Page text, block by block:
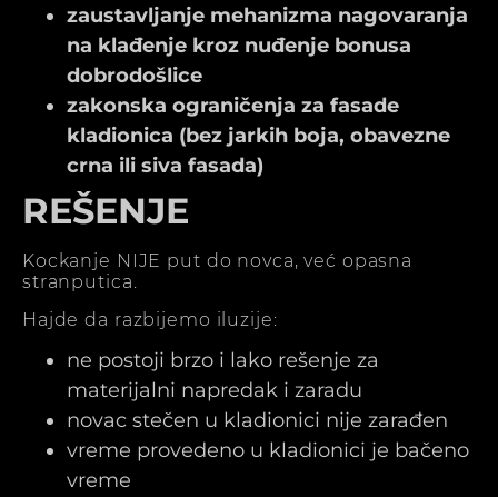
zaustavljanje mehanizma nagovaranja
na klađenje kroz nuđenje bonusa
dobrodošlice
zakonska ograničenja za fasade
kladionica (bez jarkih boja, obavezne
crna ili siva fasada)
REŠENJE
Kockanje NIJE put do novca, već opasna
stranputica.
Hajde da razbijemo iluzije:
ne postoji brzo i lako rešenje za
materijalni napredak i zaradu
novac stečen u kladionici nije zarađen
vreme provedeno u kladionici je bačeno
vreme